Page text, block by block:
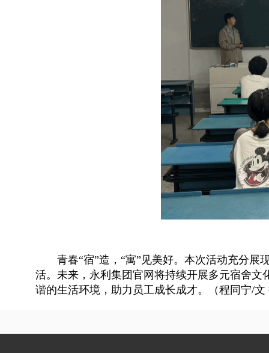
青春“宿”造，“寓”见美好。本次活动充分
活。未来，永利集团官网将持续开展多元宿舍文
谐的生活环境，助力员工成长成才。（程同宁/